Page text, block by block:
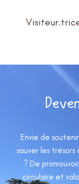
Envie de
sauver les
? De
circulaire et